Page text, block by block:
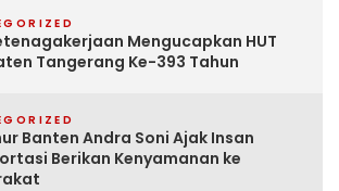
Mengucapkan HUT
Tangerang Ke-393 Tahun
Banten Andra Soni Ajak Insan
Berikan Kenyamanan ke